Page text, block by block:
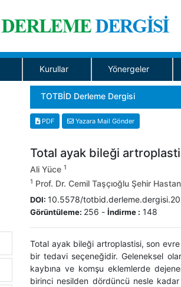
Kurullar Yönergeler
TOTBİD Derleme Dergisi
PDF Yazara Mail Gönder
Total ayak bileği artroplasti
Ali Yüce 1
1 Prof. Dr. Cemil Taşçıoğlu Şehir
DOI: 10.5578/
Görüntüleme: 256 - İndirme : 148
Total ayak bileği artroplastisi, son
bir tedavi seçeneğidir. Geleneksel
kaybına ve komşu eklemlerde
birinci nesilden dördüncü nesle kadar